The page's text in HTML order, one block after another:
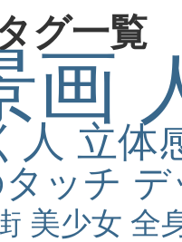
グ一覧
画
人 立体
ッチ
美少女 全